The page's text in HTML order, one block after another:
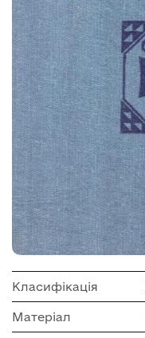
Класифікація
Матеріал